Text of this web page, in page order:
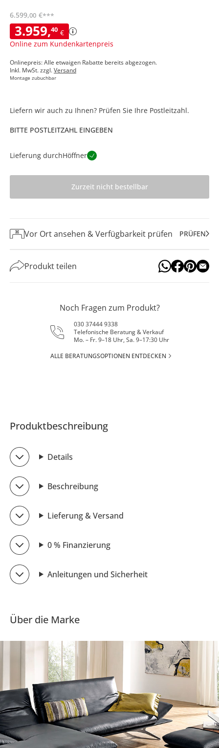
3.959,40 €
Online zum Kundenkartenpreis
6.599,00 €***
Onlinepreis: Alle etwaigen Rabatte bereits abgezogen.
Inkl. MwSt. zzgl.Versand
Montage zubuchbar
Liefern wir auch zu Ihnen? Prüfen Sie Ihre Postleitzahl.
BITTE POSTLEITZAHL EINGEBEN
Lieferung durchHöffner
Zurzeit nicht bestellbar
Vor Ort ansehen & Verfügbarkeit prüfen PRÜFEN
Produkt teilen
Noch Fragen zum Produkt?
030 37444 9338
Telefonische Beratung & Verkauf
Mo. – Fr. 9–18 Uhr, Sa. 9–17:30 Uhr
ALLE BERATUNGSOPTIONEN ENTDECKEN
Produktbeschreibung
Details
Beschreibung
Lieferung & Versand
0 % Finanzierung
Anleitungen und Sicherheit
Über die Marke